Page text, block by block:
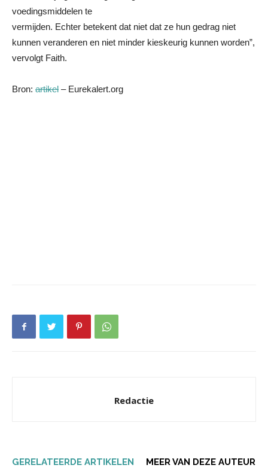
voedingsmiddelen te
vermijden. Echter betekent dat niet dat ze hun gedrag niet
kunnen veranderen en niet minder kieskeurig kunnen worden”,
vervolgt Faith.
Bron: artikel – Eurekalert.org
Redactie
GERELATEERDE ARTIKELEN MEER VAN DEZE AUTEUR